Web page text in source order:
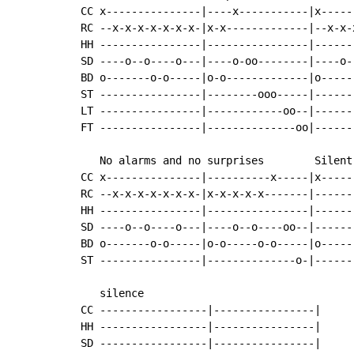
CC x---------------|----x-----------
RC --x-x-x-x-x-x-x-|x-x-------------|--x-
HH ----------------|----------------
SD ----o--o----o---|----o-oo--------|----
BD o-------o-o-----|o-o-------------
ST ----------------|--------ooo-----
LT ----------------|------------oo--
FT ----------------|--------------
   No alarms and no surprises        Silent
CC x---------------|----------x-----
RC --x-x-x-x-x-x-x-|x-x-x-x-x-------
HH ----------------|----------------
SD ----o--o----o---|----o--o----oo--
BD o-------o-o-----|o-o-----o-o-----
ST ----------------|--------------o-
   silence
CC -----------------|----------------|
HH -----------------|----------------|
SD -----------------|----------------|